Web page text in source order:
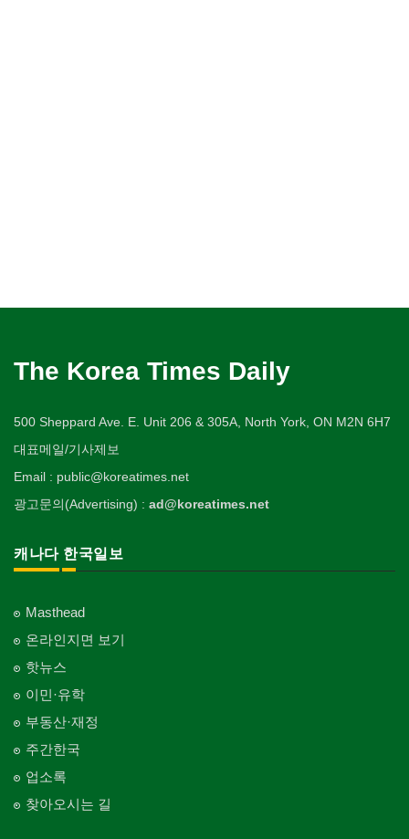
The Korea Times Daily
500 Sheppard Ave. E. Unit 206 & 305A, North York, ON M2N 6H7
대표메일/기사제보
Email : public@koreatimes.net
광고문의(Advertising) : ad@koreatimes.net
캐나다 한국일보
Masthead
온라인지면 보기
핫뉴스
이민·유학
부동산·재정
주간한국
업소록
찾아오시는 길